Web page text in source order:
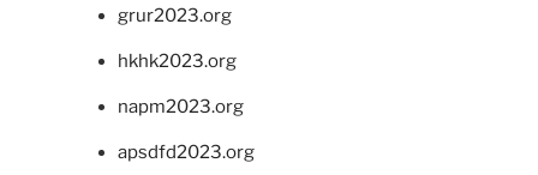
grur2023.org
hkhk2023.org
napm2023.org
apsdfd2023.org